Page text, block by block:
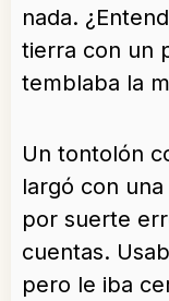
nada.
tierra con un
temblaba la
Un tontolón
largó con
por suerte
cuentas.
pero le iba